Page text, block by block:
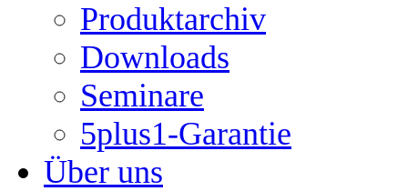
Produktarchiv
Downloads
Seminare
5plus1-Garantie
Über uns